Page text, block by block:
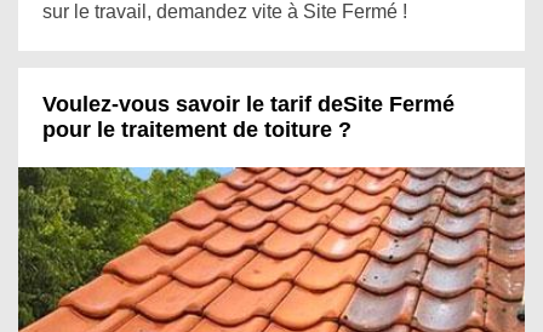
sur le travail, demandez vite à Site Fermé !
Voulez-vous savoir le tarif deSite Fermé
pour le traitement de toiture ?